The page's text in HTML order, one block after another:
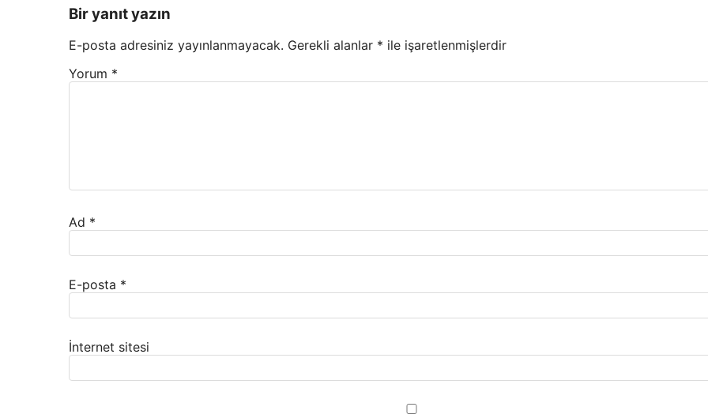
Bir yanıt yazın
E-posta adresiniz yayınlanmayacak. Gerekli alanlar * ile işaretlenmişlerdir
Yorum *
Ad *
E-posta *
İnternet sitesi